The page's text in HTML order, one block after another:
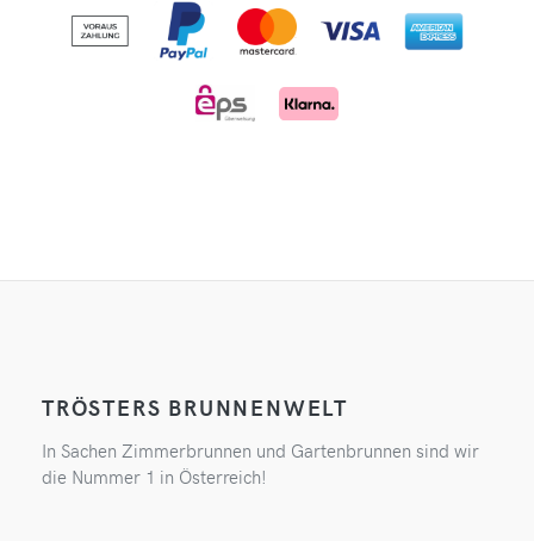
TRÖSTERS BRUNNENWELT
In Sachen Zimmerbrunnen und Gartenbrunnen sind wir
die Nummer 1 in Österreich!